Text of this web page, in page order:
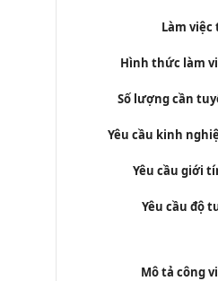
Làm việc
Hình thức làm
Số lượng cần
Yêu cầu kinh
Yêu cầu giới
Yêu cầu độ
Mô tả công